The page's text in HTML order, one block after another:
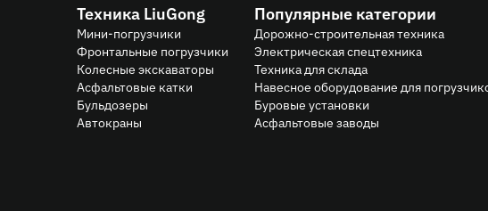
Техника LiuGong
Мини-погрузчики
Фронтальные погрузчики
Колесные экскаваторы
Асфальтовые катки
Бульдозеры
Автокраны
Популярные категории
Дорожно-строительная техника
Электрическая спецтехника
Техника для склада
Навесное оборудование для
Буровые установки
Асфальтовые заводы